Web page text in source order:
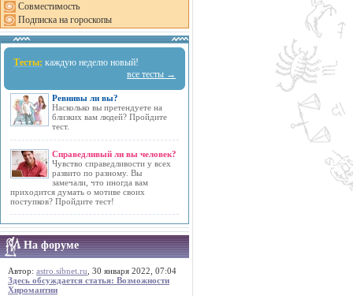
Совместимость
Подписка на гороскопы
Тесты: каждую неделю новый!
все тесты →
Ревнивы ли вы?
Насколько вы претендуете на
близких вам людей? Пройдите
тест.
Справедливый ли вы человек?
Чувство справедливости у всех
развито по разному. Вы
замечали, что иногда вам
приходится думать о мотиве своих
поступков? Пройдите тест!
На форуме
Автор: astro.sibnet.ru , 30 января 2022, 07:04
Здесь обсуждается статья: Возможности
Хиромантии